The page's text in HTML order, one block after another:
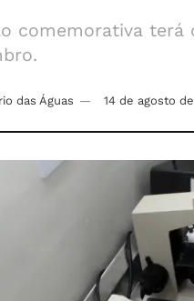
comemorativa
das Águas 14 de agosto